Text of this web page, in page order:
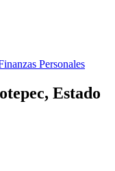
Personales
Estado